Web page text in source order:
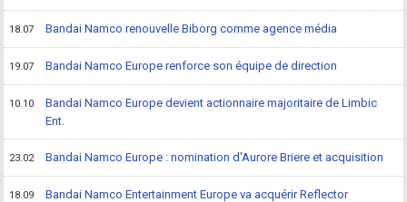
18.07 Bandai Namco renouvelle Biborg comme agence média
19.07 Bandai Namco Europe renforce son équipe de direction
10.10
Bandai Namco Europe devient actionnaire majoritaire de Limbic
Ent.
23.02 Bandai Namco Europe : nomination d'Aurore Briere et acquisition
18.09
Bandai Namco Entertainment Europe va acquérir Reflector